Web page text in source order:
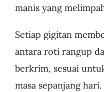
manis yang
Setiap gigitan
antara roti rangup
berkrim, sesuai
masa sepanjang hari.